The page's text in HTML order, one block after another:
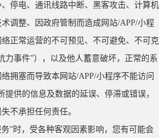
停电、通讯线路中断、黑客攻击、计算机
调整、因政府管制而造成网站/APP/小程
正常运营的不可预见、不可避免、不可克
力事件”），以及他人蓄意破坏，正常的系
拥塞而导致本网站/APP/小程序不能访问
提供的信息及数据的延误、停滞或错误，
不承担任何责任。
”时，受各种客观因素影响，您有可能会